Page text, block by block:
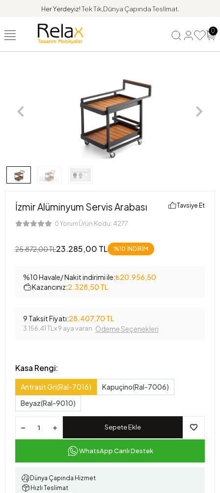
Her Yerdeyiz!Tek Tık,Dünya Çapında Teslimat.
0
İzmir Alüminyum Servis Arabası
0 Yorum Ürün Kodu: 4277
Tavsiye Et
25.872,00 TL23.285,00 TL %10 İNDİRİM
%10 Havale/ Nakit indirimi ile:₺20.956,50
Kazancınız:2.328,50 TL
9 Taksit Fiyatı:28.407,70 TL
3.156,41 TL x 9 aya varan Ödeme Seçenekleri
Kasa Rengi:
Antrasit Gri(Ral-7016)
Kapuçino(Ral-7006)
Beyaz(Ral-9010)
Sepete Ekle
WhatsApp Canlı Destek
Dünya Çapında Hizmet
Hızlı Teslimat